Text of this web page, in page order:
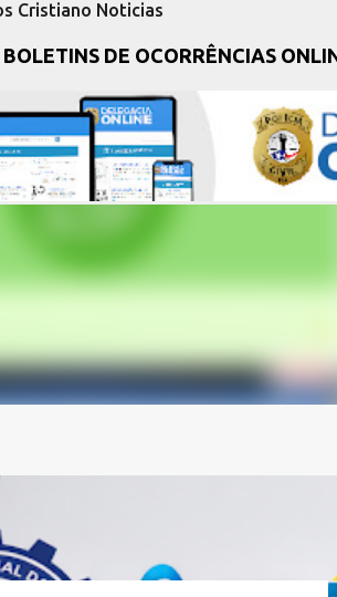
Cristiano Noticias
BOLETINS DE OCORRÊNCIAS